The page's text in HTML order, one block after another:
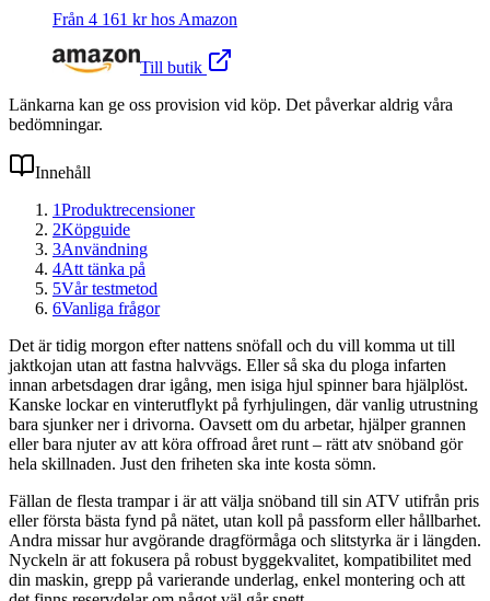
Från 4 161 kr hos Amazon
Till butik
Länkarna kan ge oss provision vid köp. Det påverkar aldrig våra
bedömningar.
Innehåll
1Produktrecensioner
2Köpguide
3Användning
4Att tänka på
5Vår testmetod
6Vanliga frågor
Det är tidig morgon efter nattens snöfall och du vill komma ut till
jaktkojan utan att fastna halvvägs. Eller så ska du ploga infarten
innan arbetsdagen drar igång, men isiga hjul spinner bara hjälplöst.
Kanske lockar en vinterutflykt på fyrhjulingen, där vanlig utrustning
bara sjunker ner i drivorna. Oavsett om du arbetar, hjälper grannen
eller bara njuter av att köra offroad året runt – rätt atv snöband gör
hela skillnaden. Just den friheten ska inte kosta sömn.
Fällan de flesta trampar i är att välja snöband till sin ATV utifrån pris
eller första bästa fynd på nätet, utan koll på passform eller hållbarhet.
Andra missar hur avgörande dragförmåga och slitstyrka är i längden.
Nyckeln är att fokusera på robust byggekvalitet, kompatibilitet med
din maskin, grepp på varierande underlag, enkel montering och att